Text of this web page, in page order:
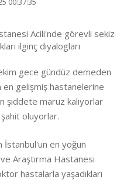
Acili'nde görevli sekiz
ilginç diyalogları
gece gündüz demeden
gelişmiş hastanelerine
şiddete maruz kalıyorlar
oluyorlar.
İstanbul'un en yoğun
Araştırma Hastanesi
hastalarla yaşadıkları